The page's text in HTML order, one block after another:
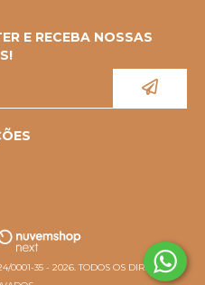
E RECEBA NOSSAS
0001-35 - 2026. TODOS OS DIREITOS